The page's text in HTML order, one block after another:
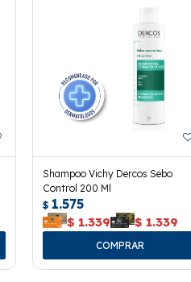
Shampoo Vichy Dercos Sebo
Control 200 Ml
$ 1.575
$ 1.339 $ 1.339